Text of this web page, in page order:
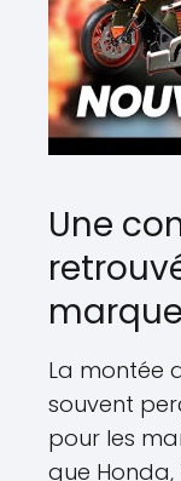
Une
La montée
souvent
pour les
que Honda,